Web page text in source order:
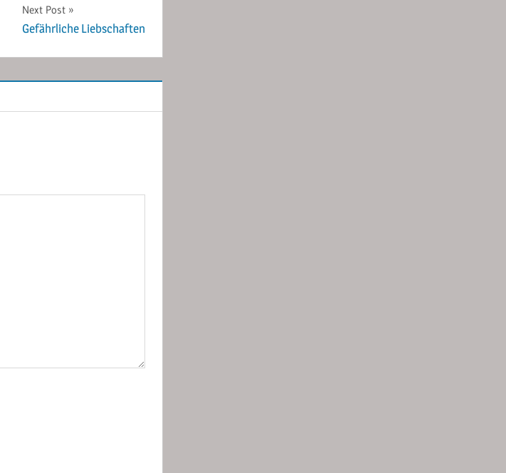
Next Post
Gefährliche Liebschaften